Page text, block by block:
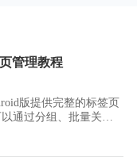
管理教程
版提供完整的标签页
通过分组、批量关闭